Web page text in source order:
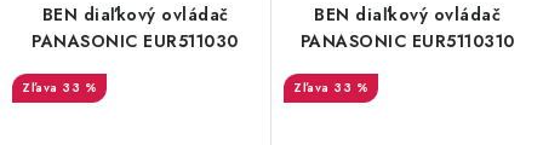
BEN diaľkový ovládač
PANASONIC EUR511030
33 %
BEN diaľkový ovládač
PANASONIC EUR5110310
33 %